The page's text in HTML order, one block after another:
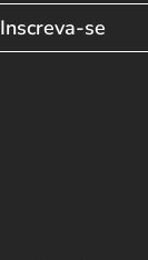
Inscreva-se